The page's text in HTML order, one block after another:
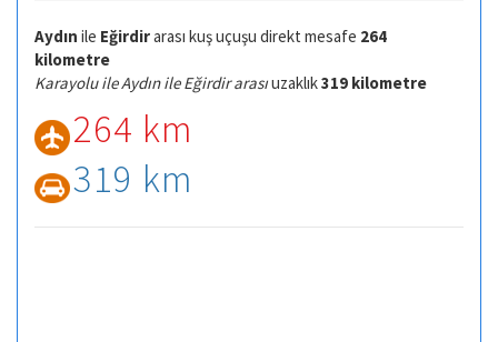
Aydın ile Eğirdirarası kuş uçuşu direkt mesafe 264
kilometre
Karayolu ile Aydın ile Eğirdir arasıuzaklık319 kilometre
264 km
319 km